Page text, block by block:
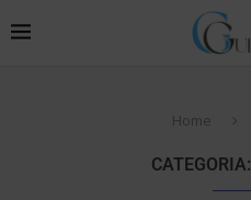
Home
CATEGORIA: